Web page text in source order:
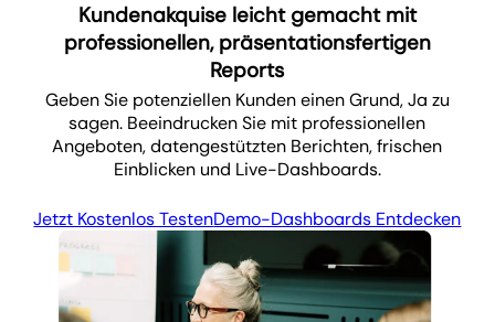
Kundenakquise leicht gemacht mit
professionellen, präsentationsfertigen
Reports
Geben Sie potenziellen Kunden einen Grund, Ja zu
sagen. Beeindrucken Sie mit professionellen
Angeboten, datengestützten Berichten, frischen
Einblicken und Live-Dashboards.
Jetzt Kostenlos TestenDemo-Dashboards Entdecken